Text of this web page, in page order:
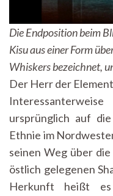
Die Endposition beim
Kisu aus einer Form
Whiskers bezeichnet,
Der Herr der
ursprünglich auf
Ethnie im
seinen Weg über
östlich gelegenen
Herkunft heißt